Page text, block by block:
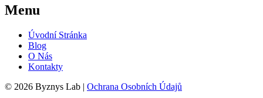
Menu
Úvodní Stránka
Blog
O Nás
Kontakty
© 2026 Byznys Lab | Ochrana Osobních Údajů